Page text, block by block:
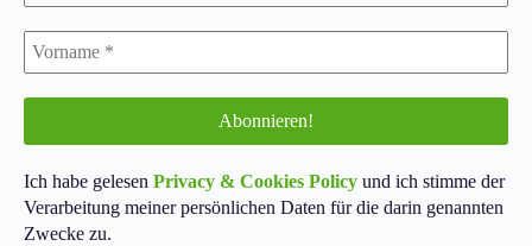
Ich habe gelesen Privacy & Cookies Policy und ich stimme der
Verarbeitung meiner persönlichen Daten für die darin genannten
Zwecke zu.